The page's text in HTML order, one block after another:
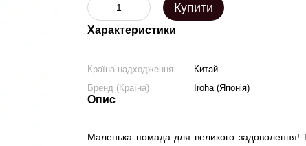
Купити
Характеристики
Країна надходження
Китай
Бренд (Країна)
Iroha (Японія)
Опис
Маленька помада для великого